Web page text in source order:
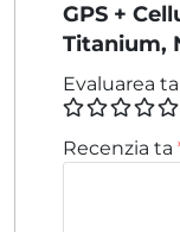
GPS +
Titanium,
Evaluarea ta
Recenzia ta